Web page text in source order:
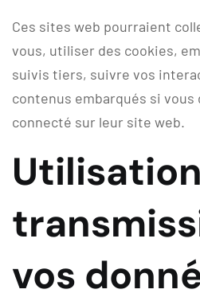
Ces sites web pourraient
vous, utiliser des cookies,
suivis tiers, suivre vos
contenus embarqués si vous
connecté sur leur site web.
vos